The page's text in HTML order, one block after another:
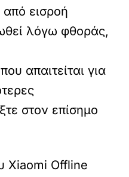
εισροή
λόγω φθοράς,
απαιτείται για
στον επίσημο
Xiaomi Offline